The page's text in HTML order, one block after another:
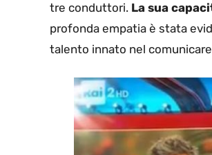
tre conduttori. La sua
profonda empatia è stata
talento innato nel